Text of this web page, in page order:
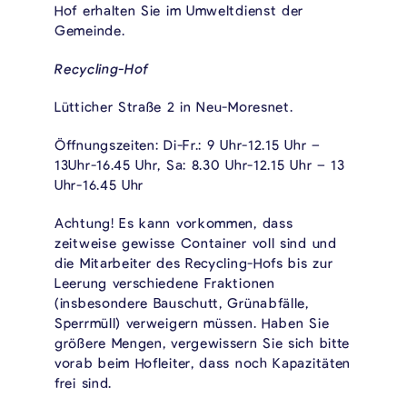
Hof erhalten Sie im Umweltdienst der
Gemeinde.
Recycling-Hof
Lütticher Straße 2 in Neu-Moresnet.
Öffnungszeiten: Di-Fr.: 9 Uhr-12.15 Uhr –
13Uhr-16.45 Uhr, Sa: 8.30 Uhr-12.15 Uhr – 13
Uhr-16.45 Uhr
Achtung! Es kann vorkommen, dass
zeitweise gewisse Container voll sind und
die Mitarbeiter des Recycling-Hofs bis zur
Leerung verschiedene Fraktionen
(insbesondere Bauschutt, Grünabfälle,
Sperrmüll) verweigern müssen. Haben Sie
größere Mengen, vergewissern Sie sich bitte
vorab beim Hofleiter, dass noch Kapazitäten
frei sind.